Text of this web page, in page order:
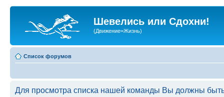
Шевелись или Сдохни!
(Движение=Жизнь)
Список форумов
Для просмотра списка нашей команды Вы должны